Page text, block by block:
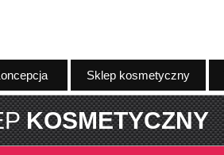
Sklep kosmetyczny
KOSMETYCZNY